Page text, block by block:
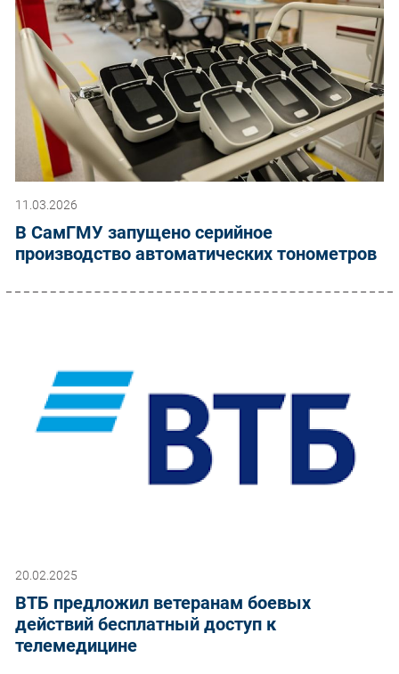
11.03.2026
В СамГМУ запущено серийное
производство автоматических тонометров
20.02.2025
ВТБ предложил ветеранам боевых
действий бесплатный доступ к
телемедицине